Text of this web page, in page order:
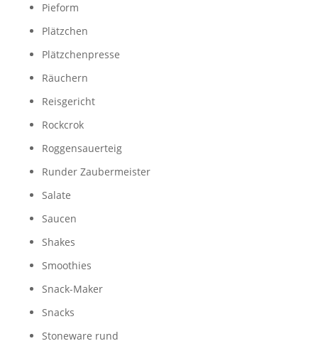
Pieform
Plätzchen
Plätzchenpresse
Räuchern
Reisgericht
Rockcrok
Roggensauerteig
Runder Zaubermeister
Salate
Saucen
Shakes
Smoothies
Snack-Maker
Snacks
Stoneware rund